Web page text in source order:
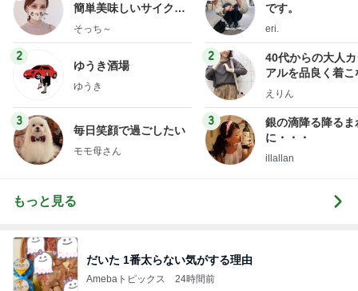
簡単美味しいサイクル
献立
そっち～
2
ゆうき酒場
ゆうき
3
毎日笑顔で過ごしたい
モモ母さん
です。
eri.
2
40代からの大人
アルを品良く着こ
ファッションブロ
えりん
3
銀の滴降る降るま
に・・・
illallan
もっと見る
だいた 1番太らない気がする理由
Amebaトピックス 24時間前